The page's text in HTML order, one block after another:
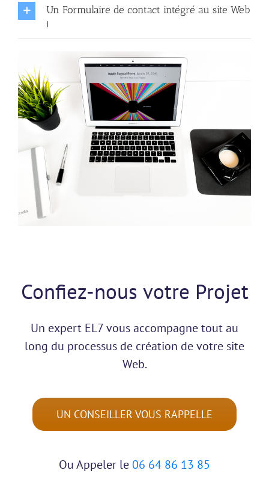
Un Formulaire de contact intégré au site Web
!
Confiez-nous votre Projet
Un expert EL7 vous accompagne tout au
long du processus de création de votre site
Web.
UN CONSEILLER VOUS RAPPELLE
Ou Appeler le06 64 86 13 85